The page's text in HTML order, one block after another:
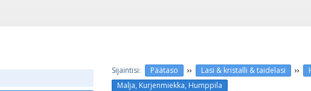
Päätaso ›› Lasi & kristalli & taidelasi ››
Malja, Kurjenmiekka, Humppila